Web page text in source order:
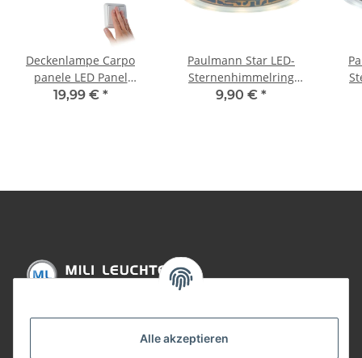
Alle akzeptieren
Deckenlampe Carpo
panele LED Panel
WarmDim 300x300mm
19,99 € *
Paulmann Star LED-
Sternenhimmelring
2700K für
9,90 € *